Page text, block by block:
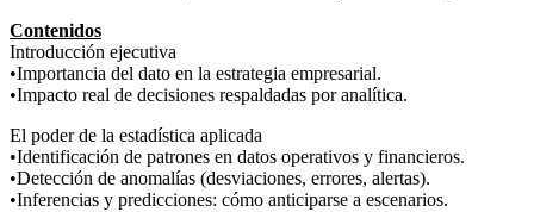
Contenidos
Introducción ejecutiva
•Importancia del dato en la estrategia empresarial.
•Impacto real de decisiones respaldadas por analítica.
El poder de la estadística aplicada
•Identificación de patrones en datos operativos y financieros.
•Detección de anomalías (desviaciones, errores, alertas).
•Inferencias y predicciones: cómo anticiparse a escenarios.